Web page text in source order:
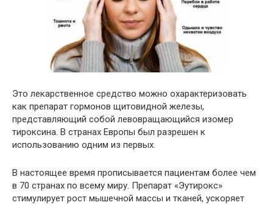
Это лекарственное средство можно охарактеризовать
как препарат гормонов щитовидной железы,
представляющий собой левовращающийся изомер
тироксина. В странах Европы был разрешен к
использованию одним из первых.
В настоящее время прописывается пациентам более чем
в 70 странах по всему миру. Препарат «Эутирокс»
стимулирует рост мышечной массы и тканей, ускоряет